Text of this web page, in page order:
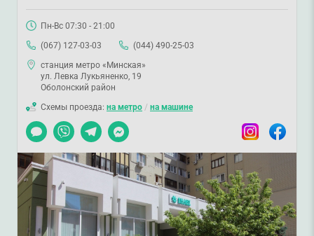
Пн-Вс 07:30 - 21:00
(067) 127-03-03
(044) 490-25-03
станция метро «Минская»
ул. Левка Лукьяненко, 19
Оболонский район
Схемы проезда: на метро / на машине
Чат
Viber TelegramMessenger InstagramFacebook